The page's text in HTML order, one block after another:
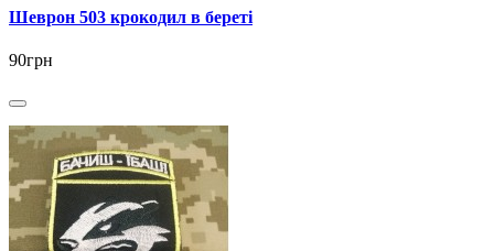
Шеврон 503 крокодил в береті
90грн